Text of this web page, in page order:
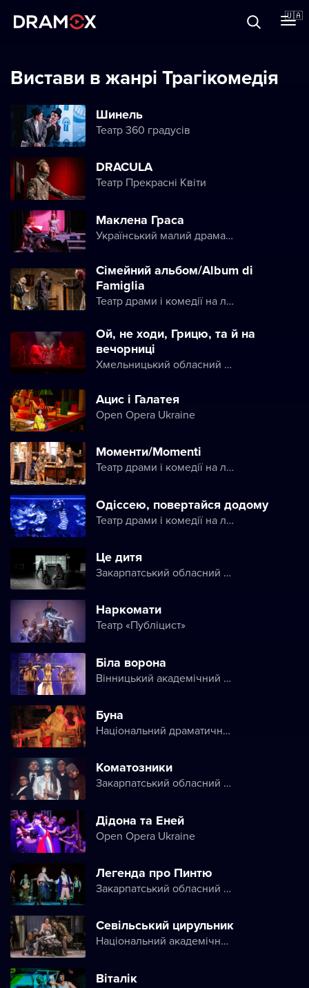
🇺🇦
Зареєструватися
Вистави в жанрі Трагікомедія
Шинель
Театр 360 градусів
DRACULA
Театр Прекрасні Квіти
Маклена Граса
Український малий драматичний театр
Сімейний альбом/Album di
Famiglia
Театр драми і комедії на лівому березі Дніпра
Ой, не ходи, Грицю, та й на
вечорниці
Хмельницький обласний академічний музично-драматичний театр ім. М. Старицького
Ацис і Галатея
Open Opera Ukraine
Моменти/Momenti
Театр драми і комедії на лівому березі Дніпра
Одіссею, повертайся додому
Театр драми і комедії на лівому березі Дніпра
Це дитя
Закарпатський обласний угорський драматичний театр
Наркомати
Театр «Публіцист»
Біла ворона
Вінницький академічний театр ім. М. К. Садовського
Буна
Національний драматичний театр імені Марії Заньковецької
Коматозники
Закарпатський обласний театр драми та комедії
Дідона та Еней
Open Opera Ukraine
Легенда про Пинтю
Закарпатський обласний театр драми та комедії
Севільський цирульник
Національний академічний театр опери та балету України ім. Т. Г. Шевченка
Віталік